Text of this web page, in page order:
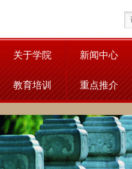
关于学院 新闻中心
教育培训 重点推介